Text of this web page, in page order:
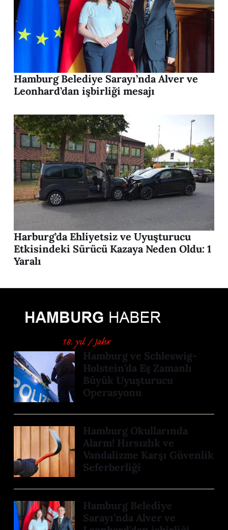
Hamburg Belediye Sarayı’nda Alver ve
Leonhard’dan işbirliği mesajı
Harburg’da Ehliyetsiz ve Uyuşturucu
Etkisindeki Sürücü Kazaya Neden Oldu: 1
Yaralı
Hamburg ve Schleswig-
Holstein’da Eş Zamanlı
Büyük Uyuşturucu
Operasyonu
Hamburg Okullarında
Alarm! Hırsızlık ve
Vandalizme Karşı Güvenlik
Seferberliği
Hamburg Belediye
Sarayı’nda Alver ve